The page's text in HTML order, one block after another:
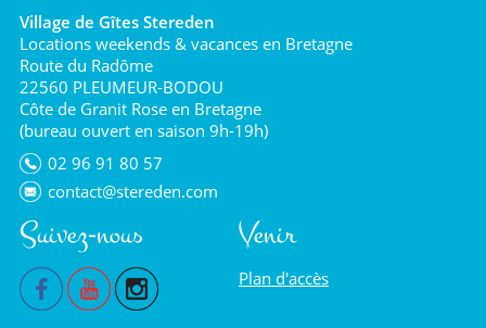
Village de Gîtes Stereden
Locations weekends & vacances en Bretagne
Route du Radôme
22560 PLEUMEUR-BODOU
Côte de Granit Rose en Bretagne
(bureau ouvert en saison 9h-19h)
02 96 91 80 57
contact@stereden.com
Suivez-nous Venir
Plan d'accès